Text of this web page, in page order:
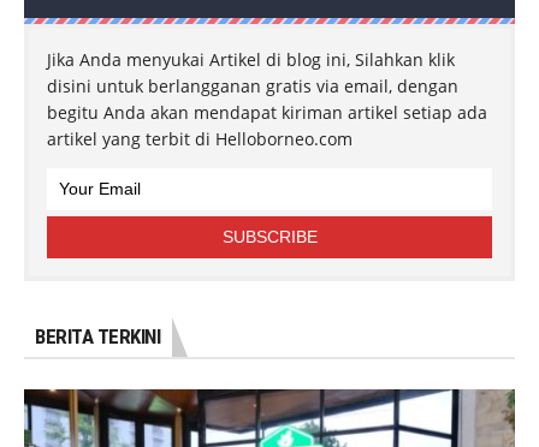
Jika Anda menyukai Artikel di blog ini, Silahkan klik
disini untuk berlangganan gratis via email, dengan
begitu Anda akan mendapat kiriman artikel setiap ada
artikel yang terbit di Helloborneo.com
BERITA TERKINI